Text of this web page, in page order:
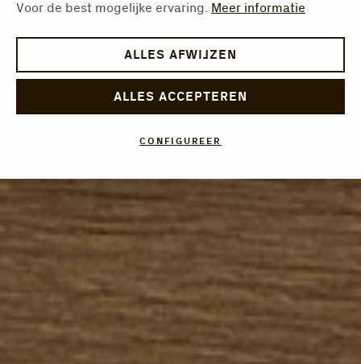
Voor de best mogelijke ervaring. Meer informatie
ALLES AFWIJZEN
ALLES ACCEPTEREN
CONFIGUREER